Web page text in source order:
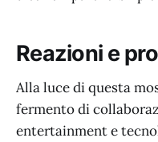
Reazioni e
Alla luce di questa
fermento di
entertainment e